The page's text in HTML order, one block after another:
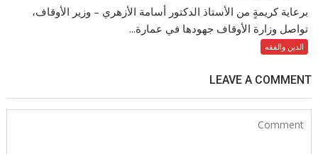
برعاية كريمةٍ من الأستاذ الدكتور أسامة الأزهري – وزير الأوقاف،
تواصل وزارة الأوقاف جهودها في عمارة...
الدين والفقه
LEAVE A COMMENT